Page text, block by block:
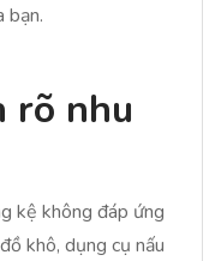
bạn.
rõ nhu
kệ không đáp ứng
khô, dụng cụ nấu